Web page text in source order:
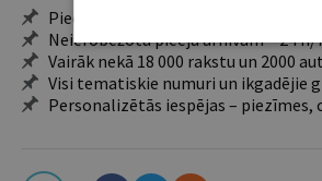
Pieeja jaunākajam izdevumam
Neierobežota pieeja arhīvam – 24 h/
Vairāk nekā 18 000 rakstu un 2000
Visi tematiskie numuri un ikgadējie
Personalizētās iespējas – piezīmes,